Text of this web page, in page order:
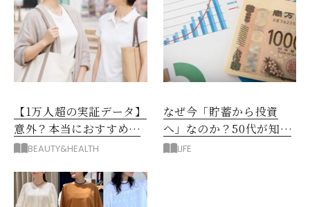
【1万人超の実証データ】
意外？本当におすすめな
運動とストレス解消法と
BEAUTY&HEALTH
なぜ今「貯蓄から投資
へ」なのか？50代が知る
べきお金の新常識
LIFE